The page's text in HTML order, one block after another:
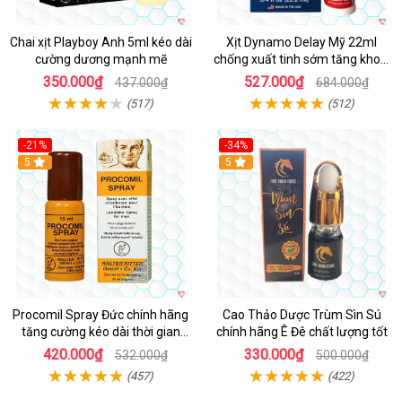
Chai xịt Playboy Anh 5ml kéo dài
cường dương mạnh mẽ
350.000₫ 437.000₫
(517)
Xịt Dynamo Delay Mỹ 22ml
chống xuất tinh sớm tăng khoái
cảm
527.000₫ 684.000₫
(512)
-21%
5
Procomil Spray Đức chính hãng
tăng cường kéo dài thời gian
hiệu quả
420.000₫ 532.000₫
(457)
-34%
5
Cao Thảo Dược Trùm Sìn Sú
chính hãng Ê Đê chất lượng tốt
330.000₫ 500.000₫
(422)